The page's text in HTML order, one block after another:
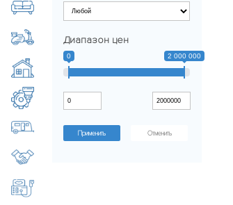
Мебель
Мотоциклы, скутеры
Недвижимость
Оборудование, станки
Прицепы, полуприцепы
Диапазон цен
0 2 000 000
Отменить